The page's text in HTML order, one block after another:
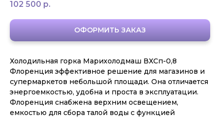
102 500 р.
ОФОРМИТЬ ЗАКАЗ
Холодильная горка Марихолодмаш ВХСп-0,8
Флоренция эффективное решение для магазинов и
супермаркетов небольшой площади. Она отличается
энергоемкостью, удобна и проста в эксплуатации.
Флоренция снабжена верхним освещением,
емкостью для сбора талой воды с функцией